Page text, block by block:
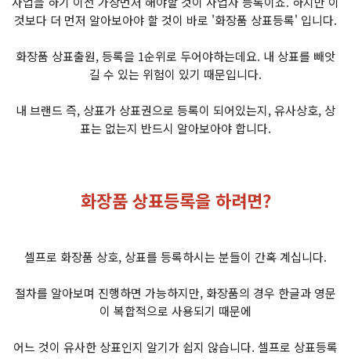
것보다 더 먼저 알아보아야 할 것이 바로 '화장품 상표등록' 입니다.
화장품 상표출원, 등록을 1순위로 두어야하는데요. 내 상표를 빼앗
길 수 있는 위험이 있기 때문입니다.
내 브랜드 즉, 상표가 상표권으로 등록이 되어있는지, 유사상호, 상
표는 없는지 반드시 알아보아야 합니다.
화장품 상표등록을 하려면?
셀프로 화장품 상호, 상표를 등록하시는 분들이 간혹 계십니다.
절차를 알아보며 진행하면 가능하지만, 화장품의 경우 한글과 영문
이 복합적으로 사용되기 때문에
어느 것이 유사한 상표인지 알기가 쉽지 않습니다. 셀프로 상표등록